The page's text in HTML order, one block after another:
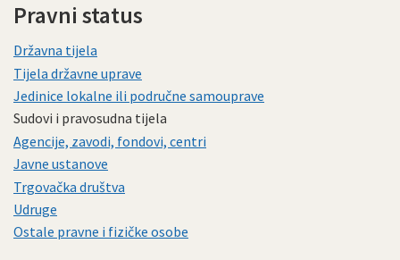
Pravni status
Državna tijela
Tijela državne uprave
Jedinice lokalne ili područne samouprave
Sudovi i pravosudna tijela
Agencije, zavodi, fondovi, centri
Javne ustanove
Trgovačka društva
Udruge
Ostale pravne i fizičke osobe